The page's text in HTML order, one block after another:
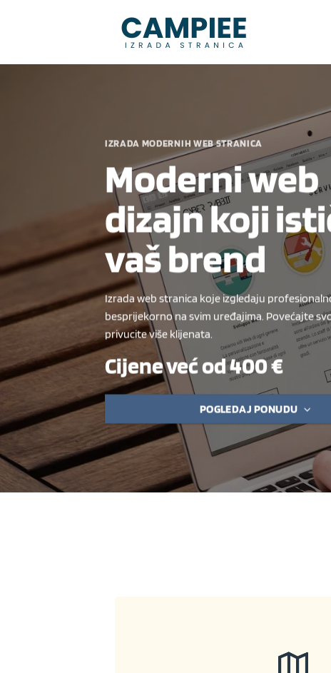
IZRADA MODERNIH WEB STRANICA
Moderni web
dizajn koji
vaš brend
Izrada web stranica koje izgledaju
besprijekorno na svim uređajima. Povećajte
privucite više klijenata.
Cijene već od 400 €
POGLEDAJ PONUDU